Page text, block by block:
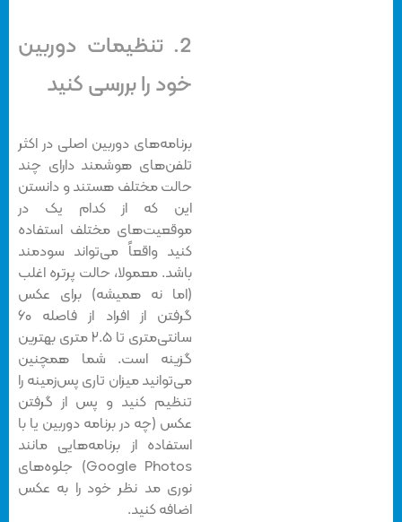
2. تنظیمات دوربین
خود را بررسی کنید
برنامه‌های دوربین اصلی در اکثر
تلفن‌های هوشمند دارای چند
حالت مختلف هستند و دانستن
این که از کدام یک در
موقعیت‌های مختلف استفاده
کنید واقعاً می‌تواند سودمند
باشد. معمولا، حالت پرتره اغلب
(اما نه همیشه) برای عکس
گرفتن از افراد از فاصله ۶۰
سانتی‌متری تا ۲.۵ متری بهترین
گزینه است. شما همچنین
می‌توانید میزان تاری پس‌زمینه را
تنظیم کنید و پس از گرفتن
عکس (چه در برنامه دوربین یا با
استفاده از برنامه‌هایی مانند
Google Photos) جلوه‌های
نوری مد نظر خود را به عکس
اضافه کنید.